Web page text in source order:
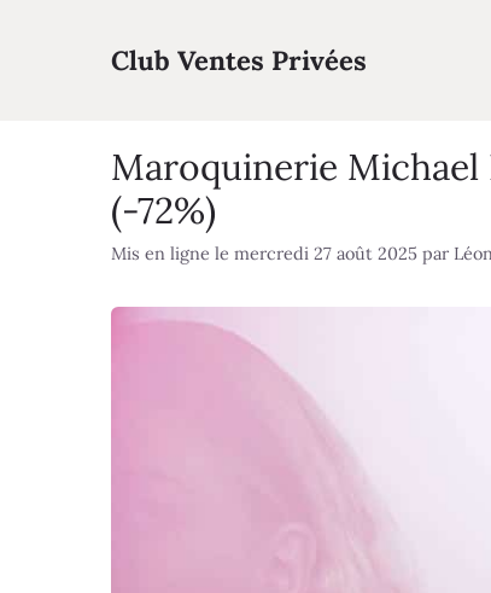
Club Ventes Privées
Maroquinerie Michael
(-72%)
Mis en ligne le mercredi 27 août 2025 par